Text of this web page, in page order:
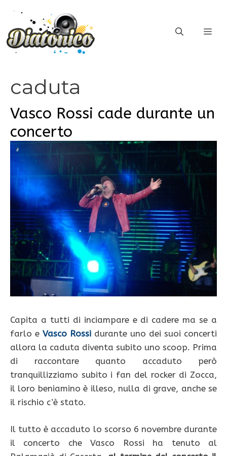
contenuto
caduta
Vasco Rossi cade durante un
concerto
Capita a tutti di inciampare e di cadere ma se a
farlo e Vasco Rossi durante uno dei suoi concerti
allora la caduta diventa subito uno scoop. Prima
di raccontare quanto accaduto però
tranquillizziamo subito i fan del rocker di Zocca,
il loro beniamino è illeso, nulla di grave, anche se
il rischio c’è stato.
Il tutto è accaduto lo scorso 6 novembre durante
il concerto che Vasco Rossi ha tenuto al